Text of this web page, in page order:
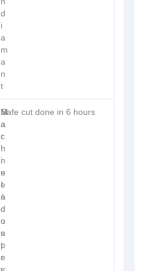
d
i
a
m
a
n
t
M
a
r
i
n
e
I
n
d
u
s
t
r
M
a
c
h
i
n
e
à
c
o
u
p
e
Safe cut done in 6 hours